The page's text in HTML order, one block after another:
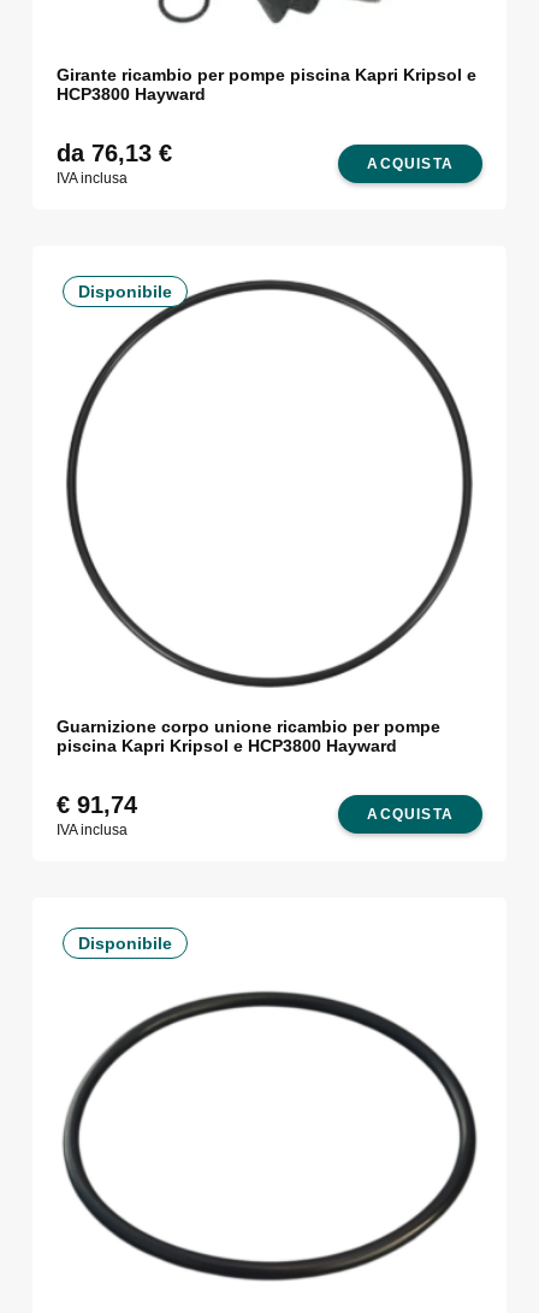
Girante ricambio per pompe piscina Kapri Kripsol e
HCP3800 Hayward
ACQUISTA
da 76,13 €
IVA inclusa
Disponibile
Guarnizione corpo unione ricambio per pompe
piscina Kapri Kripsol e HCP3800 Hayward
ACQUISTA
€91,74
IVA inclusa
Disponibile